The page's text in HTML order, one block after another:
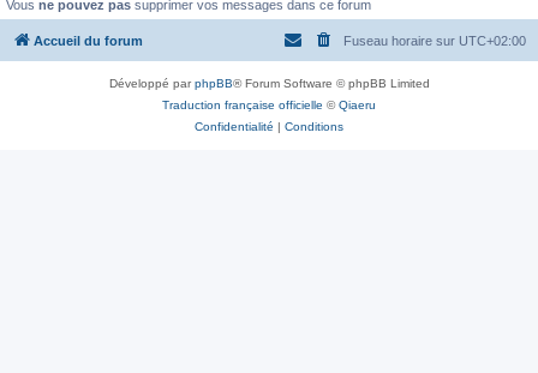
Vous ne pouvez pas supprimer vos messages dans ce forum
Accueil du forum Fuseau horaire sur UTC+02:00
Développé parphpBB® Forum Software © phpBB Limited
Traduction française officielle ©Qiaeru
Confidentialité | Conditions